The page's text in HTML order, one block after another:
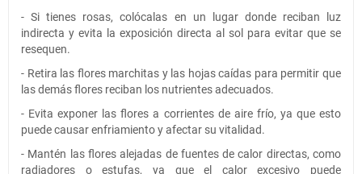
- Si tienes rosas, colócalas en un lugar donde reciban luz
indirecta y evita la exposición directa al sol para evitar que se
resequen.
- Retira las flores marchitas y las hojas caídas para permitir que
las demás flores reciban los nutrientes adecuados.
- Evita exponer las flores a corrientes de aire frío, ya que esto
puede causar enfriamiento y afectar su vitalidad.
- Mantén las flores alejadas de fuentes de calor directas, como
radiadores o estufas, ya que el calor excesivo puede